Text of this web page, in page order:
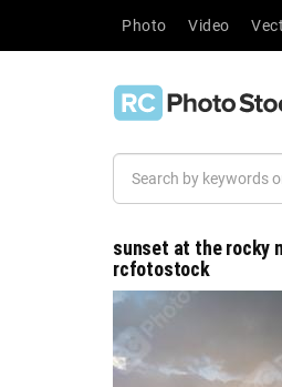
Photo Video
sunset at the rocky
rcfotostock